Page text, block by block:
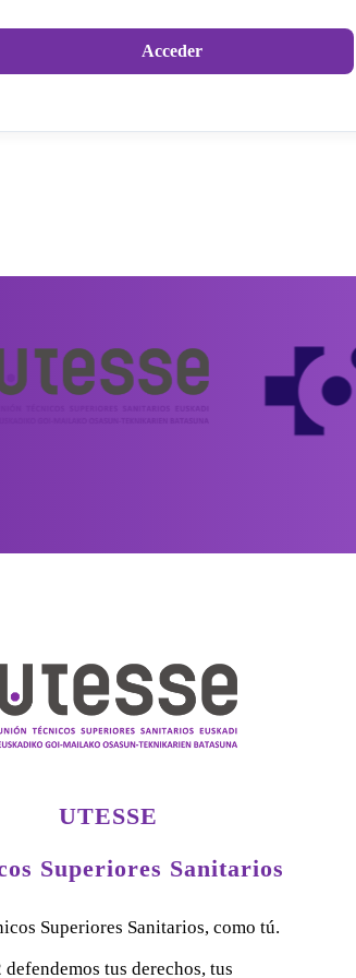
UTESSE
Superiores Sanitarios
Superiores Sanitarios, como tú.
defendemos tus derechos, tus